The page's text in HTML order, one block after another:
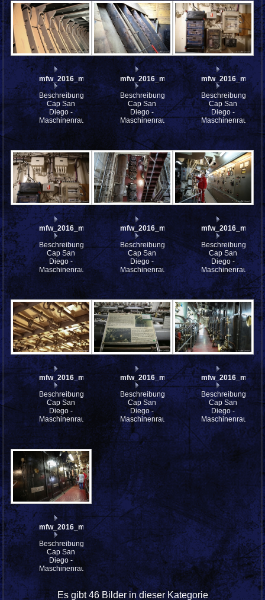
mfw_2016_mfw16_114997w
Beschreibung:
Cap San
Diego -
Maschinenraum
mfw_2016_mfw16_114990w
Beschreibung:
Cap San
Diego -
Maschinenraum
Beschreibung:
Cap San
Diego -
Maschinenraum
mfw_2016_mfw16_114671w
Beschreibung:
Cap San
Diego -
Maschinenraum
mfw_2016_mfw16_114668w
Beschreibung:
Cap San
Diego -
Maschinenraum
Beschreibung:
Cap San
Diego -
Maschinenraum
mfw_2016_mfw16_114586w
Beschreibung:
Cap San
Diego -
Maschinenraum
mfw_2016_mfw16_114523w
Beschreibung:
Cap San
Diego -
Maschinenraum
Beschreibung:
Cap San
Diego -
Maschinenraum
mfw_2016_mfw16_114515w
Beschreibung:
Cap San
Diego -
Maschinenraum
Es gibt 46 Bilder in dieser Kategorie